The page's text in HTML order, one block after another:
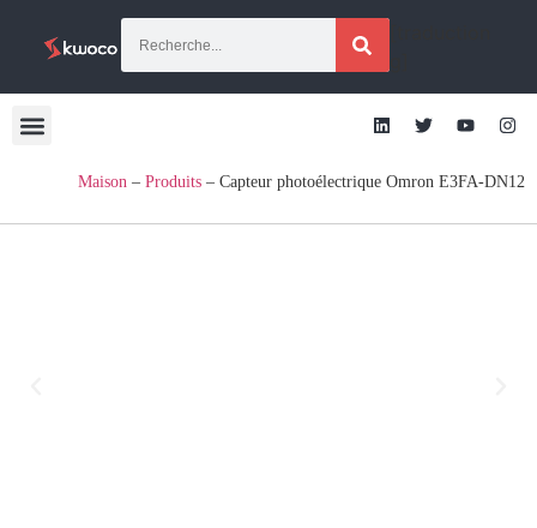
Maison – Produits – Capteur photoélectrique Omron E3FA-DN12